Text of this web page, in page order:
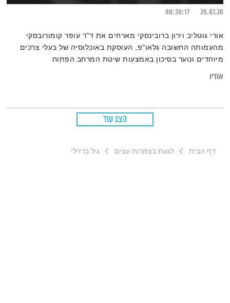
28.07.20
00:30:17
אורי גוטליב וירון ברובינסקי מארחים את ד"ר עופר קומורובסקי
מהעמותה החשובה גלאו"פ, העוסקת באוכלוסיה של בעלי צרכים
מיוחדים ונוער בסיכון באמצעות שיטת המרחב הפתוח
אודיו
הצג עוד
דף הבית לגעת בצמרות עצים גיל ברזילי